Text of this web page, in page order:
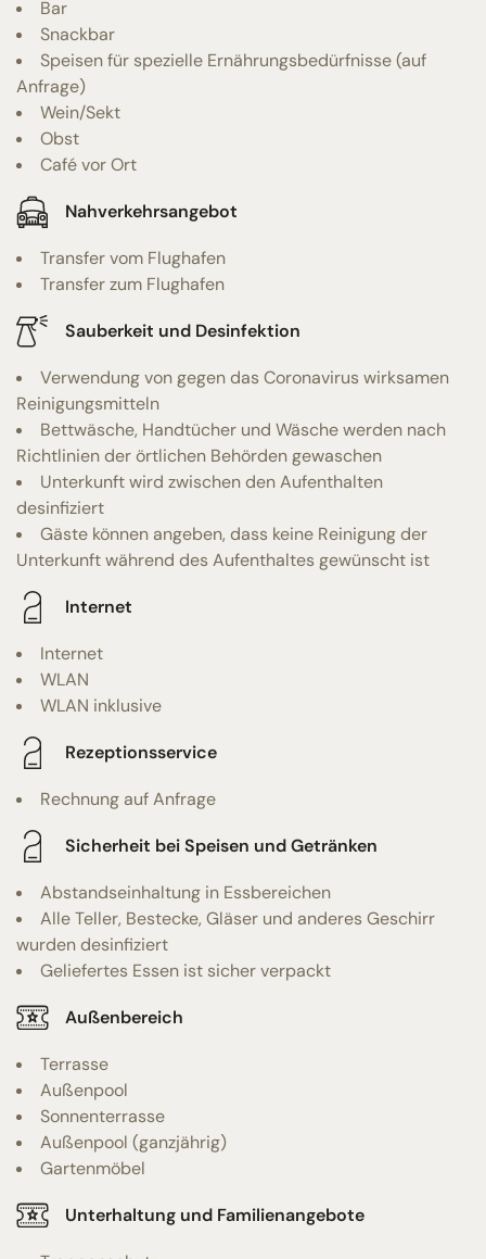
Bar
Snackbar
Speisen für spezielle Ernährungsbedürfnisse (auf
Anfrage)
Wein/Sekt
Obst
Café vor Ort
Nahverkehrsangebot
Transfer vom Flughafen
Transfer zum Flughafen
Sauberkeit und Desinfektion
Verwendung von gegen das Coronavirus wirksamen
Reinigungsmitteln
Bettwäsche, Handtücher und Wäsche werden nach
Richtlinien der örtlichen Behörden gewaschen
Unterkunft wird zwischen den Aufenthalten
desinfiziert
Gäste können angeben, dass keine Reinigung der
Unterkunft während des Aufenthaltes gewünscht ist
Internet
Internet
WLAN
WLAN inklusive
Rezeptionsservice
Rechnung auf Anfrage
Sicherheit bei Speisen und Getränken
Abstandseinhaltung in Essbereichen
Alle Teller, Bestecke, Gläser und anderes Geschirr
wurden desinfiziert
Geliefertes Essen ist sicher verpackt
Außenbereich
Terrasse
Außenpool
Sonnenterrasse
Außenpool (ganzjährig)
Gartenmöbel
Unterhaltung und Familienangebote